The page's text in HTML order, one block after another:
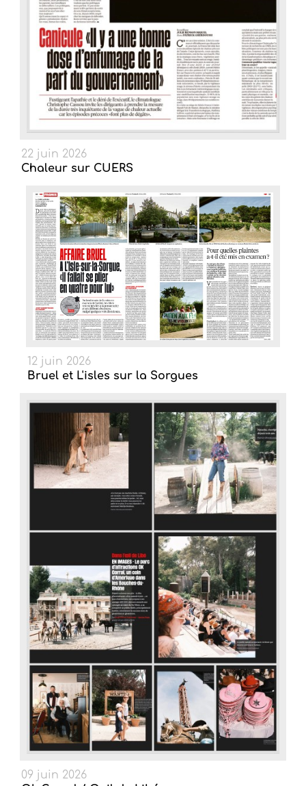
22 juin 2026
Chaleur sur CUERS
12 juin 2026
Bruel et L'isles sur la Sorgues
09 juin 2026